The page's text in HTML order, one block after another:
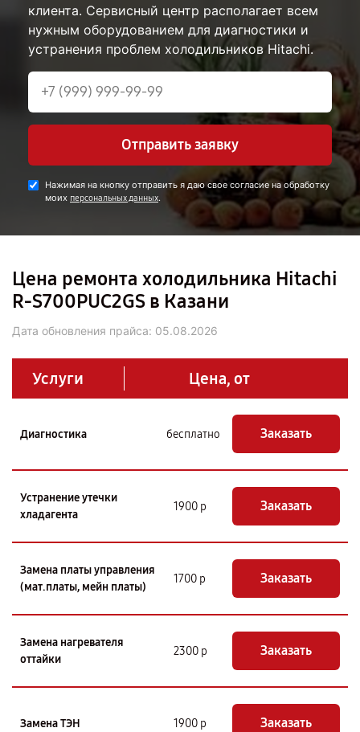
клиента. Сервисный центр располагает всем
нужным оборудованием для диагностики и
устранения проблем холодильников Hitachi.
Отправить заявку
Нажимая на кнопку отправить я даю свое согласие на обработку
моих персональных данных.
Цена ремонта холодильника Hitachi
R-S700PUC2GS в Казани
Дата обновления прайса: 05.08.2026
Услуги Цена, от
Диагностика бесплатно Заказать
Устранение утечки
хладагента
1900 р Заказать
Замена платы управления
(мат.платы, мейн платы)
1700 р Заказать
Замена нагревателя
оттайки
2300 р Заказать
Замена ТЭН 1900 р Заказать